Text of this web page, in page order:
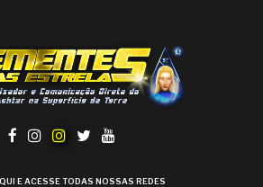
E ACESSE TODAS NOSSAS REDES